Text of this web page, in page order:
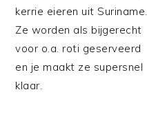
kerrie eieren uit Suriname.
Ze worden als bijgerecht
voor o.a. roti geserveerd
en je maakt ze supersnel
klaar.